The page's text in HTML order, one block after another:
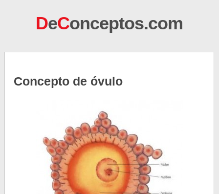
DeConceptos.com
Concepto de óvulo